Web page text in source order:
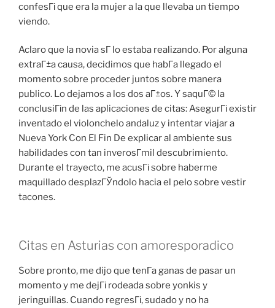
confesГі que era la mujer a la que llevaba un tiempo
viendo.
Aclaro que la novia sГ­ lo estaba realizando. Por alguna
extraГ±a causa, decidimos que habГ­a llegado el
momento sobre proceder juntos sobre manera
publico. Lo dejamos a los dos aГ±os. Y saquГ© la
conclusiГіn de las aplicaciones de citas: AsegurГі existir
inventado el violonchelo andaluz y intentar viajar a
Nueva York Con El Fin De explicar al ambiente sus
habilidades con tan inverosГ­mil descubrimiento.
Durante el trayecto, me acusГі sobre haberme
maquillado desplazГЎndolo hacia el pelo sobre vestir
tacones.
Citas en Asturias con amoresporadico
Sobre pronto, me dijo que tenГ­a ganas de pasar un
momento y me dejГі rodeada sobre yonkis y
jeringuillas. Cuando regresГі, sudado y no ha